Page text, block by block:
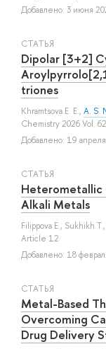
Добавлено: 3 июня
СТАТЬЯ
Dipolar [3+2]
triones
Khramtsova E. E., A. S.
Chemistry 2026 Vol.
Добавлено: 19 апреля
СТАТЬЯ
Heterometallic
Alkali Metals
Filippova E., Sukhikh T.,
Article 12
Добавлено: 18
СТАТЬЯ
Metal-Based
Overcoming
Drug Delivery